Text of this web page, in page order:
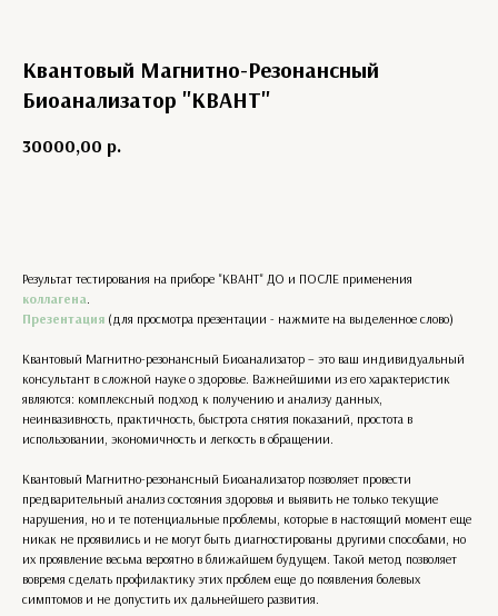
Квантовый Магнитно-Резонансный
Биоанализатор "КВАНТ"
30000,00 р.
Результат тестирования на приборе "КВАНТ" ДО и ПОСЛЕ применения
коллагена.
Презентация (для просмотра презентации - нажмите на выделенное слово)
Квантовый Магнитно-резонансный Биоанализатор – это ваш индивидуальный
консультант в сложной науке о здоровье. Важнейшими из его характеристик
являются: комплексный подход к получению и анализу данных,
неинвазивность, практичность, быстрота снятия показаний, простота в
использовании, экономичность и легкость в обращении.
Квантовый Магнитно-резонансный Биоанализатор позволяет провести
предварительный анализ состояния здоровья и выявить не только текущие
нарушения, но и те потенциальные проблемы, которые в настоящий момент еще
никак не проявились и не могут быть диагностированы другими способами, но
их проявление весьма вероятно в ближайшем будущем. Такой метод позволяет
вовремя сделать профилактику этих проблем еще до появления болевых
симптомов и не допустить их дальнейшего развития.